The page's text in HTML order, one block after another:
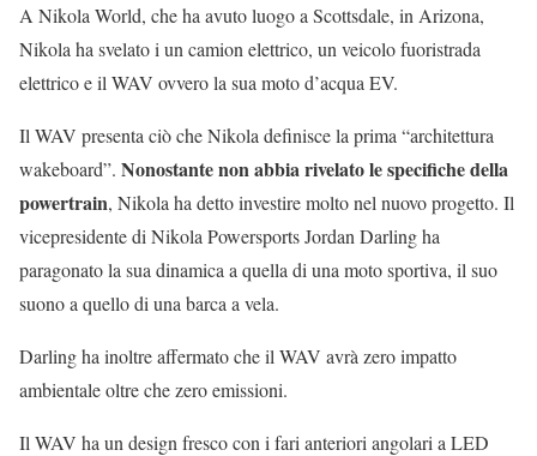
A Nikola World, che ha avuto luogo a Scottsdale, in Arizona,
Nikola ha svelato i un camion elettrico, un veicolo fuoristrada
elettrico e il WAV ovvero la sua moto d’acqua EV.
Il WAV presenta ciò che Nikola definisce la prima “architettura
wakeboard”. Nonostante non abbia rivelato le specifiche della
powertrain, Nikola ha detto investire molto nel nuovo progetto. Il
vicepresidente di Nikola Powersports Jordan Darling ha
paragonato la sua dinamica a quella di una moto sportiva, il suo
suono a quello di una barca a vela.
Darling ha inoltre affermato che il WAV avrà zero impatto
ambientale oltre che zero emissioni.
Il WAV ha un design fresco con i fari anteriori angolari a LED